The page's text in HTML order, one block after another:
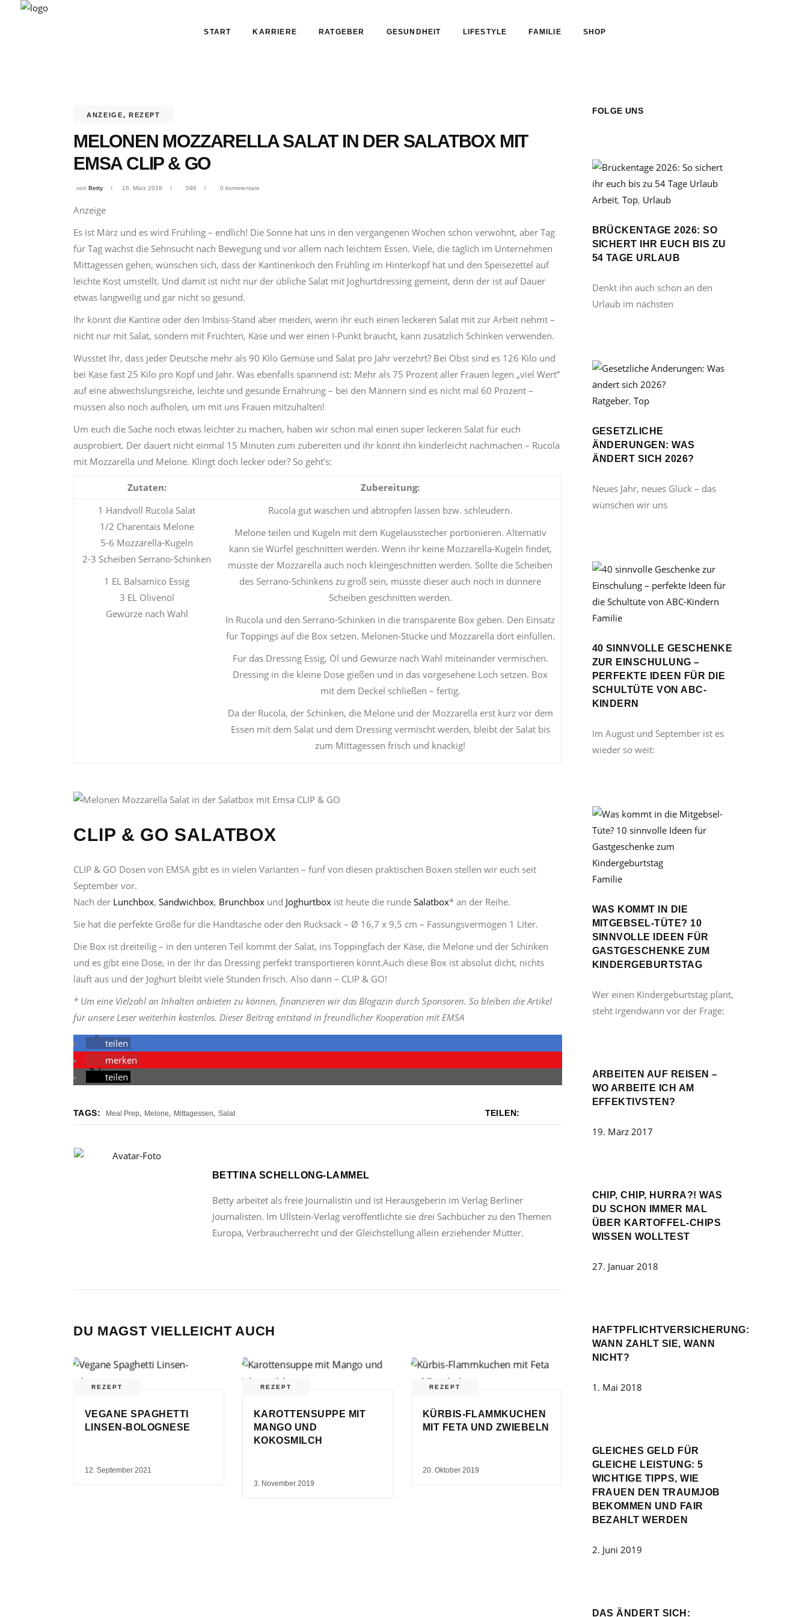
START KARRIERE RATGEBER GESUNDHEIT LIFESTYLE FAMILIE SHOP
ANZEIGE, REZEPT
MELONEN MOZZARELLA SALAT IN DER SALATBOX MIT
EMSA CLIP & GO
von Betty 16. März 2018 596 0 kommentare
Anzeige
Es ist März und es wird Frühling – endlich! Die Sonne hat uns in den vergangenen Wochen schon verwöhnt, aber Tag
für Tag wächst die Sehnsucht nach Bewegung und vor allem nach leichtem Essen. Viele, die täglich im Unternehmen
Mittagessen gehen, wünschen sich, dass der Kantinenkoch den Frühling im Hinterkopf hat und den Speisezettel auf
leichte Kost umstellt. Und damit ist nicht nur der übliche Salat mit Joghurtdressing gemeint, denn der ist auf Dauer
etwas langweilig und gar nicht so gesund.
Ihr könnt die Kantine oder den Imbiss-Stand aber meiden, wenn ihr euch einen leckeren Salat mit zur Arbeit nehmt –
nicht nur mit Salat, sondern mit Früchten, Käse und wer einen I-Punkt braucht, kann zusätzlich Schinken verwenden.
Wusstet Ihr, dass jeder Deutsche mehr als 90 Kilo Gemüse und Salat pro Jahr verzehrt? Bei Obst sind es 126 Kilo und
bei Käse fast 25 Kilo pro Kopf und Jahr. Was ebenfalls spannend ist: Mehr als 75 Prozent aller Frauen legen „viel Wert”
auf eine abwechslungsreiche, leichte und gesunde Ernährung – bei den Männern sind es nicht mal 60 Prozent –
müssen also noch aufholen, um mit uns Frauen mitzuhalten!
Um euch die Sache noch etwas leichter zu machen, haben wir schon mal einen super leckeren Salat für euch
ausprobiert. Der dauert nicht einmal 15 Minuten zum zubereiten und ihr könnt ihn kinderleicht nachmachen – Rucola
mit Mozzarella und Melone. Klingt doch lecker oder? So geht’s:
Zutaten:
Zubereitung:
1 Handvoll Rucola Salat
1/2 Charentais Melone
5-6 Mozzarella-Kugeln
2-3 Scheiben Serrano-Schinken
1 EL Balsamico Essig
3 EL Olivenöl
Gewürze nach Wahl
Rucola gut waschen und abtropfen lassen bzw. schleudern.
Melone teilen und Kugeln mit dem Kugelausstecher portionieren. Alternativ
kann sie Würfel geschnitten werden. Wenn ihr keine Mozzarella-Kugeln findet,
müsste der Mozzarella auch noch kleingeschnitten werden. Sollte die Scheiben
des Serrano-Schinkens zu groß sein, müsste dieser auch noch in dünnere
Scheiben geschnitten werden.
In Rucola und den Serrano-Schinken in die transparente Box geben. Den Einsatz
für Toppings auf die Box setzen. Melonen-Stücke und Mozzarella dort einfüllen.
Für das Dressing Essig, Öl und Gewürze nach Wahl miteinander vermischen.
Dressing in die kleine Dose gießen und in das vorgesehene Loch setzen. Box
mit dem Deckel schließen – fertig.
Da der Rucola, der Schinken, die Melone und der Mozzarella erst kurz vor dem
Essen mit dem Salat und dem Dressing vermischt werden, bleibt der Salat bis
zum Mittagessen frisch und knackig!
CLIP & GO SALATBOX
CLIP & GO Dosen von EMSA gibt es in vielen Varianten – fünf von diesen praktischen Boxen stellen wir euch seit
September vor.
Nach der Lunchbox, Sandwichbox, Brunchbox und Joghurtbox ist heute die runde Salatbox* an der Reihe.
Sie hat die perfekte Größe für die Handtasche oder den Rucksack – Ø 16,7 x 9,5 cm – Fassungsvermögen 1 Liter.
Die Box ist dreiteilig – in den unteren Teil kommt der Salat, ins Toppingfach der Käse, die Melone und der Schinken
und es gibt eine Dose, in der ihr das Dressing perfekt transportieren könnt.Auch diese Box ist absolut dicht, nichts
läuft aus und der Joghurt bleibt viele Stunden frisch. Also dann – CLIP & GO!
* Um eine Vielzahl an Inhalten anbieten zu können, finanzieren wir das Blogazin durch Sponsoren. So bleiben die Artikel
für unsere Leser weiterhin kostenlos. Dieser Beitrag entstand in freundlicher Kooperation mit EMSA
teilen
merken
teilen
TAGS: Meal Prep, Melone, Mittagessen,Salat TEILEN:
BETTINA SCHELLONG-LAMMEL
Betty arbeitet als freie Journalistin und ist Herausgeberin im Verlag Berliner
Journalisten. Im Ullstein-Verlag veröffentlichte sie drei Sachbücher zu den Themen
Europa, Verbraucherrecht und der Gleichstellung allein erziehender Mütter.
DU MAGST VIELLEICHT AUCH
REZEPT
VEGANE SPAGHETTI
LINSEN-BOLOGNESE
12. September 2021
REZEPT
KAROTTENSUPPE MIT
MANGO UND
KOKOSMILCH
3. November 2019
REZEPT
KÜRBIS-FLAMMKUCHEN
MIT FETA UND ZWIEBELN
20. Oktober 2019
FOLGE UNS
Arbeit, Top, Urlaub
BRÜCKENTAGE 2026: SO
SICHERT IHR EUCH BIS ZU
54 TAGE URLAUB
Denkt ihn auch schon an den
Urlaub im nächsten
Ratgeber, Top
GESETZLICHE
ÄNDERUNGEN: WAS
ÄNDERT SICH 2026?
Neues Jahr, neues Glück – das
wünschen wir uns
Familie
40 SINNVOLLE GESCHENKE
ZUR EINSCHULUNG –
PERFEKTE IDEEN FÜR DIE
SCHULTÜTE VON ABC-
KINDERN
Im August und September ist es
wieder so weit:
Familie
WAS KOMMT IN DIE
MITGEBSEL-TÜTE? 10
SINNVOLLE IDEEN FÜR
GASTGESCHENKE ZUM
KINDERGEBURTSTAG
Wer einen Kindergeburtstag plant,
steht irgendwann vor der Frage:
ARBEITEN AUF REISEN –
WO ARBEITE ICH AM
EFFEKTIVSTEN?
19. März 2017
CHIP, CHIP, HURRA?! WAS
DU SCHON IMMER MAL
ÜBER KARTOFFEL-CHIPS
WISSEN WOLLTEST
27. Januar 2018
HAFTPFLICHTVERSICHERUNG:
WANN ZAHLT SIE, WANN
NICHT?
1. Mai 2018
GLEICHES GELD FÜR
GLEICHE LEISTUNG: 5
WICHTIGE TIPPS, WIE
FRAUEN DEN TRAUMJOB
BEKOMMEN UND FAIR
BEZAHLT WERDEN
2. Juni 2019
DAS ÄNDERT SICH: